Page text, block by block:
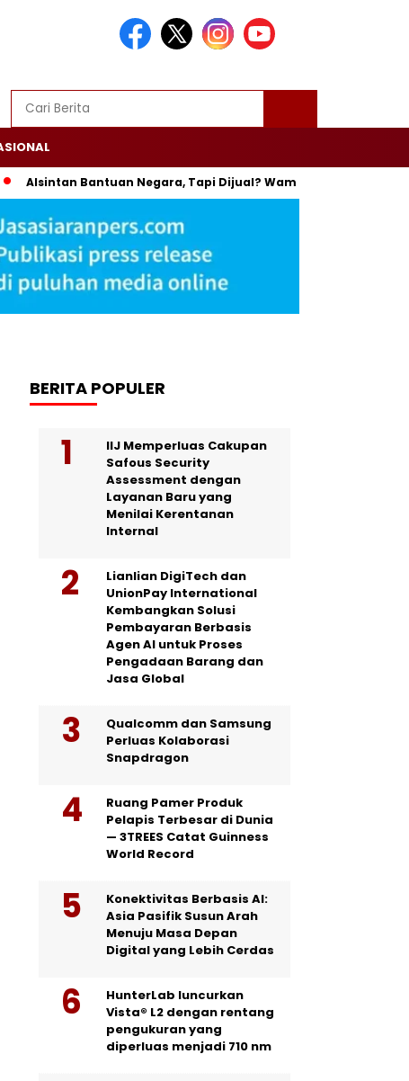
Bantuan Negara, Tapi Dijual? Wamentan: Itu Bisa Dipenjara
BERITA POPULER
IIJ Memperluas Cakupan
Safous Security
Assessment dengan
Layanan Baru yang
Menilai Kerentanan
Internal
Lianlian DigiTech dan
UnionPay International
Kembangkan Solusi
Pembayaran Berbasis
Agen AI untuk Proses
Pengadaan Barang dan
Jasa Global
Qualcomm dan Samsung
Perluas Kolaborasi
Snapdragon
Ruang Pamer Produk
Pelapis Terbesar di Dunia
— 3TREES Catat Guinness
World Record
Konektivitas Berbasis AI:
Asia Pasifik Susun Arah
Menuju Masa Depan
Digital yang Lebih Cerdas
HunterLab luncurkan
Vista® L2 dengan rentang
pengukuran yang
diperluas menjadi 710 nm